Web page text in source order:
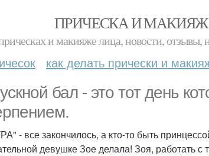
ПРИЧЕСКА И МАКИЯЖ
и макияже лица, новости, отзывы,
как делать прически и
бал - это тот день
- все закончилось, а кто-то быть
девушке Зое делала! Зоя, работать с